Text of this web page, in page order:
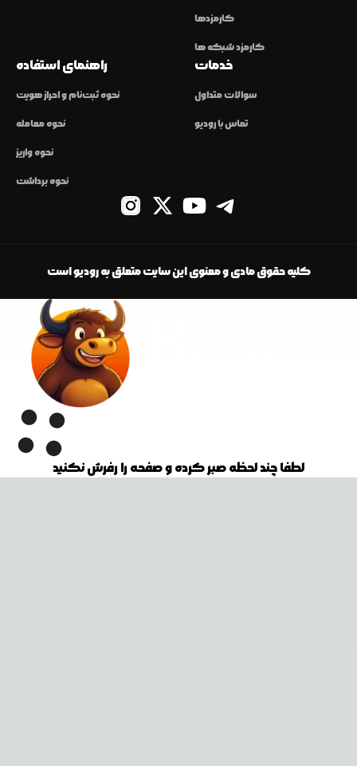
کارمزدها
کارمزد شبکه ها
راهنمای استفاده
نحوه ثبت‌نام و احراز هویت
نحوه معامله
نحوه واریز
نحوه برداشت
خدمات
سوالات متداول
تماس با رودیو
کلیه حقوق مادی و معنوی این سایت متعلق به رودیو است
لطفا چند لحظه صبر کرده و صفحه را رفرش نکنید